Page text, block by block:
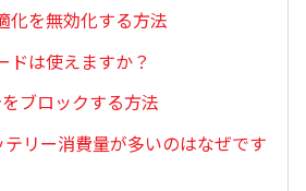
化を無効化する方法
ドは使えますか？
ブロックする方法
リー消費量が多いのはなぜです